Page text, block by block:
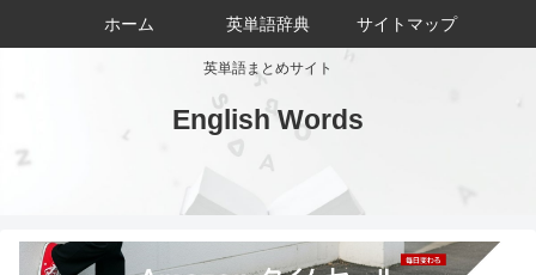
英単語まとめサイト
English Words
ホーム 英単語辞典 サイトマップ